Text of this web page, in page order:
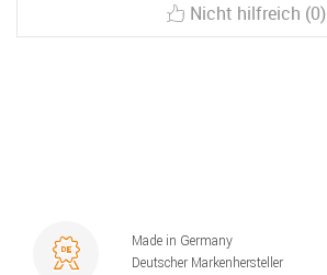
Nicht hilfreich (0)
Made in Germany
Deutscher Markenhersteller